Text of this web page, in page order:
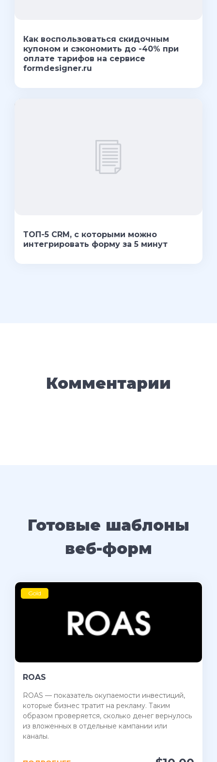
Как воспользоваться скидочным
купоном и сэкономить до -40% при
оплате тарифов на сервисе
formdesigner.ru
ТОП-5 CRM, с которыми можно
интегрировать форму за 5 минут
Комментарии
Готовые шаблоны
веб-форм
Gold
ROAS
ROAS — показатель окупаемости инвестиций,
которые бизнес тратит на рекламу. Таким
образом проверяется, сколько денег вернулось
из вложенных в отдельные кампании или
каналы.